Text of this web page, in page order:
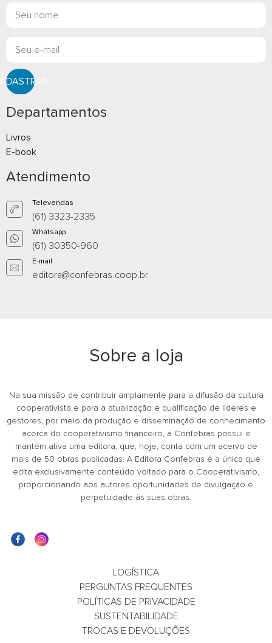
Cooperativismo Financeiro na Década de
R$ 100,00
Em até 2x de R$ 50,00 sem
COMPRAR
Departamentos
Livros
E-book
Atendimento
Televendas
(61) 3323-2335
Whatsapp
(61) 30350-960
E-mail
editora@confebras.coop.br
Sobre a loja
Na sua missão de contribuir amplamente para a difusão da cultura
cooperativista e para a atualização e qualificação de líderes e
gestores, por meio da produção e disseminação de conhecimento
acerca do cooperativismo financeiro, a Confebras possui e
mantém ativa uma editora, que, hoje, conta com um acervo de
mais de 50 obras publicadas. A Editora Confebras é a única que
edita exclusivamente conteúdo voltado para o Cooperativismo,
proporcionando aos autores oportunidades de divulgação e
perpetuidade às suas obras.
LOGÍSTICA
PERGUNTAS FREQUENTES
POLÍTICAS DE PRIVACIDADE
SUSTENTABILIDADE
TROCAS E DEVOLUÇÕES